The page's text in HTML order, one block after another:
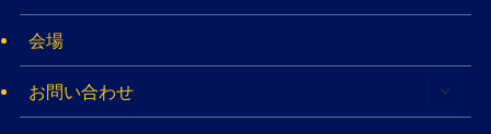
会場
お問い合わせ